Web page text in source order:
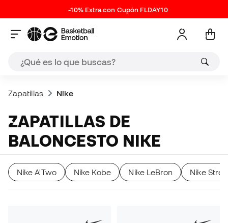
-10% Extra con Cupón FLDAY10
Zapatillas Nike
ZAPATILLAS DE
BALONCESTO NIKE
Nike A'Two Nike Kobe Nike LeBron Nike